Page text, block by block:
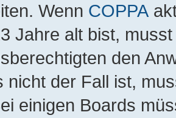
Wenn COPPA
Jahre alt bist,
den
nicht der Fall ist,
einigen Boards